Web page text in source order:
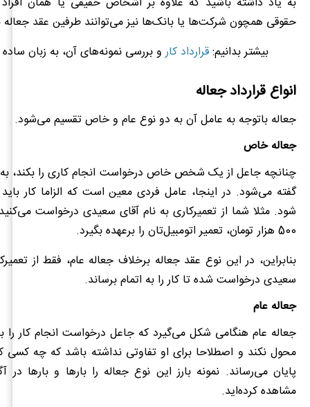
حقوقی همچون شرکت‌ها یا بانک‌ها نیز می‌توانند طرفین عقد جعاله
بیشتر بدانیم:قرارداد کار و بررسی نمونه‌های آن، به زبان
انواع قرارداد جعاله
جعاله باتوجه به عامل آن به دو نوع عام و خاص تقسیم می‌شود.
جعاله خاص
چنانچه جاعل از یک شخص خاص درخواست انجام کاری را بکند،
گفته می‌شود. در اینجا، عامل فردی معین است که الزاما کار
شود. مثلا شما از تعمیرکاری به نام آقای سعیدی درخواست می‌کنید
500 هزار تومان، تعمیر اتومبیل‌تان را برعهده بگیرد.
بنابراین، در این نوع عقد جعاله برخلاف جعاله عام، فقط از
سعیدی درخواست شده تا کار را به اتمام برساند.
جعاله عام
جعاله عام هنگامی شکل می‌گیرد که جاعل درخواست انجام کار
محول نکند و اصطلاحا برای او تفاوتی نداشته باشد که چه کسی
پایان می‌رساند. نمونه بارز این نوع جعاله را بارها و بارها
مشاهده کرده‌اید.